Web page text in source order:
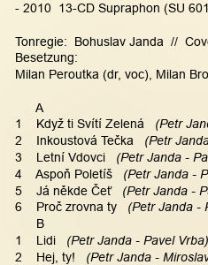
- 2010  13-CD Supraphon (SU
Tonregie:  Bohuslav Janda  //
Besetzung:
Milan Peroutka (dr, voc), Milan
      A
1    Když ti Svítí Zelená
(Petr
2    Inkoustová Tečka
(Petr
3    Letní Vdovci
(Petr Janda -
4    Aspoň Poletíš
(Petr Janda -
5    Já někde Čeť
(Petr Janda -
6    Proč zrovna ty
(Petr Janda -
      B
1    Lidi
(Petr Janda - Pavel
2    Hej, ty!
(Petr Janda -